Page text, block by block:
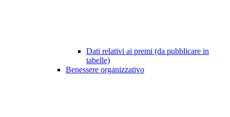
Dati relativi ai premi (da pubblicare in
tabelle)
Benessere organizzativo